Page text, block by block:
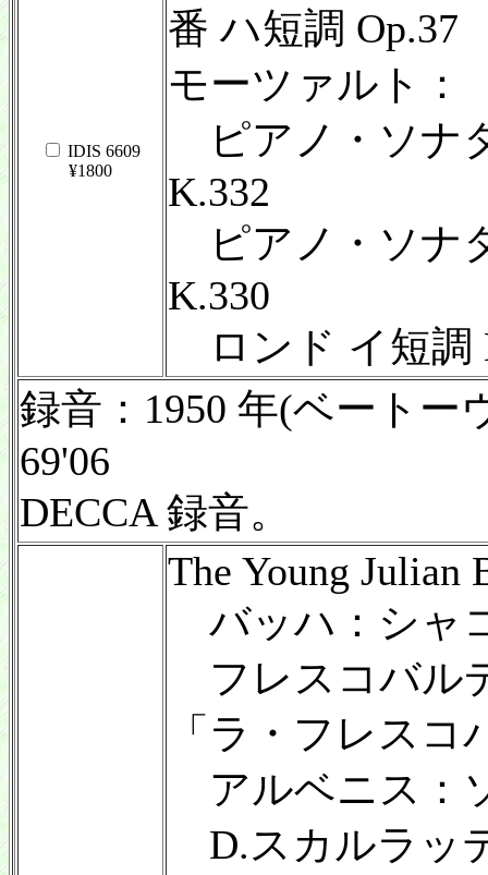
IDIS 6609
¥1800
番 ハ短調 Op.37
モーツァルト：
ピアノ・ソナ
K.332
ピアノ・ソナ
K.330
ロンド イ短調
録音：1950 年(ベートー
69'06
DECCA 録音。
The Young Julian
バッハ：シャ
フレスコバル
「ラ・フレスコ
アルベニス：
D.スカルラッ